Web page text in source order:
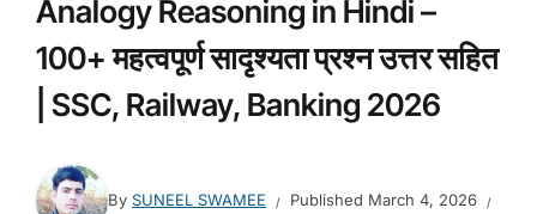
Analogy Reasoning in Hindi –
100+ महत्वपूर्ण सादृश्यता प्रश्न उत्तर सहित
| SSC, Railway, Banking 2026
By SUNEEL SWAMEE Published March 4, 2026